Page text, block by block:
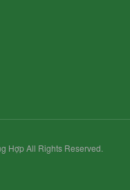
Hợp All Rights Reserved.